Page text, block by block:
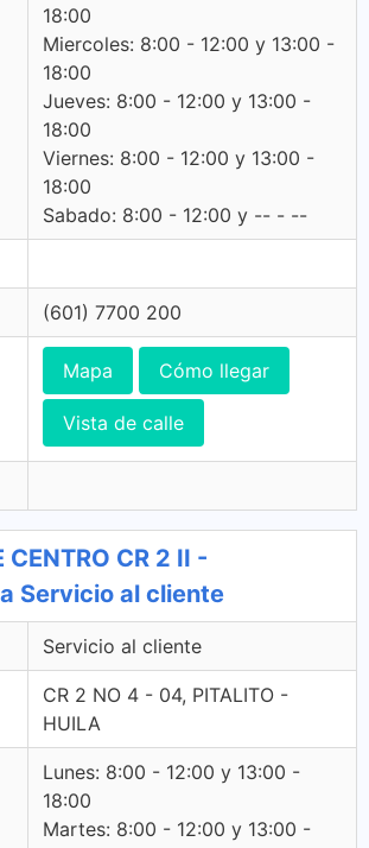
18:00
Miercoles: 8:00 - 12:00 y 13:00 -
18:00
Jueves: 8:00 - 12:00 y 13:00 -
18:00
Viernes: 8:00 - 12:00 y 13:00 -
18:00
Sabado: 8:00 - 12:00 y -- - --
(601) 7700 200
Mapa Cómo llegar
Vista de calle
CENTRO CR 2 II -
Servicio al cliente
Servicio al cliente
CR 2 NO 4 - 04, PITALITO -
HUILA
Lunes: 8:00 - 12:00 y 13:00 -
18:00
Martes: 8:00 - 12:00 y 13:00 -